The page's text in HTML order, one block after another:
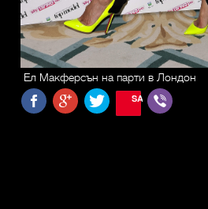
Ел Макферсън на парти в Лондон
SAVE